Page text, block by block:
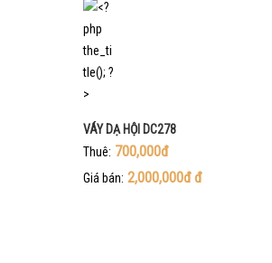
VÁY DẠ HỘI DC278
Thuê: 700,000đ
Giá bán: 2,000,000đđ